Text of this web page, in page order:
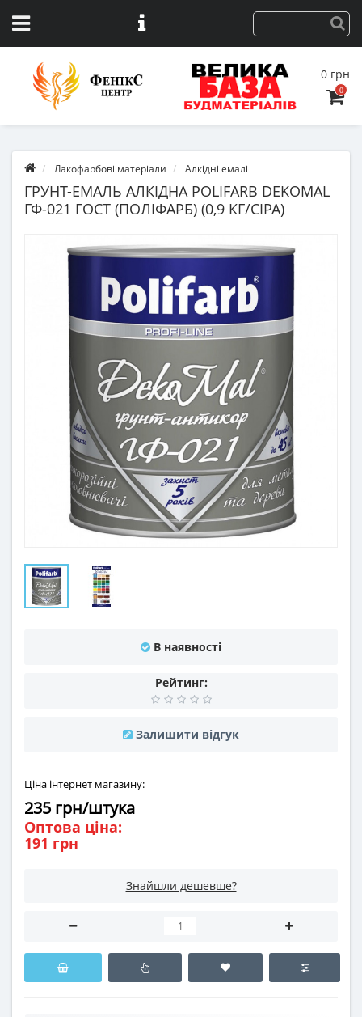
0 грн
0
Лакофарбові матеріали Алкідні емалі
ГРУНТ-ЕМАЛЬ АЛКІДНА POLIFARB DEKOMAL
ГФ-021 ГОСТ (ПОЛІФАРБ) (0,9 КГ/СІРА)
В наявності
Рейтинг:
Залишити відгук
Ціна інтернет магазину:
235 грн/штука
Оптова ціна:
191 грн
Знайшли дешевше?